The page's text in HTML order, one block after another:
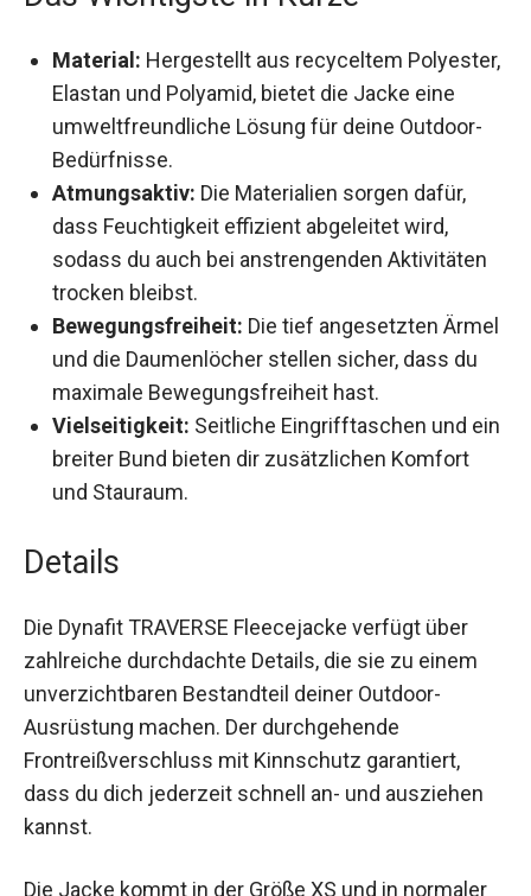
Polyester, Elastan und Polyamid, bietet die
Jacke eine umweltfreundliche Lösung für
deine Outdoor-Bedürfnisse.
Atmungsaktiv:
dass Feuchtigkeit effizient abgeleitet wird,
sodass du auch bei anstrengenden Aktivitäten
trocken bleibst.
Bewegungsfreiheit:
Ärmel und die Daumenlöcher stellen sicher,
dass du maximale Bewegungsfreiheit hast.
Vielseitigkeit: Seitliche Eingrifftaschen und
ein breiter Bund bieten dir zusätzlichen
Komfort und Stauraum.
Details
zahlreiche durchdachte Details, die sie zu einem
unverzichtbaren Bestandteil deiner Outdoor-
Ausrüstung machen. Der durchgehende
Frontreißverschluss mit Kinnschutz garantiert,
dass du dich jederzeit schnell an- und ausziehen
kannst.